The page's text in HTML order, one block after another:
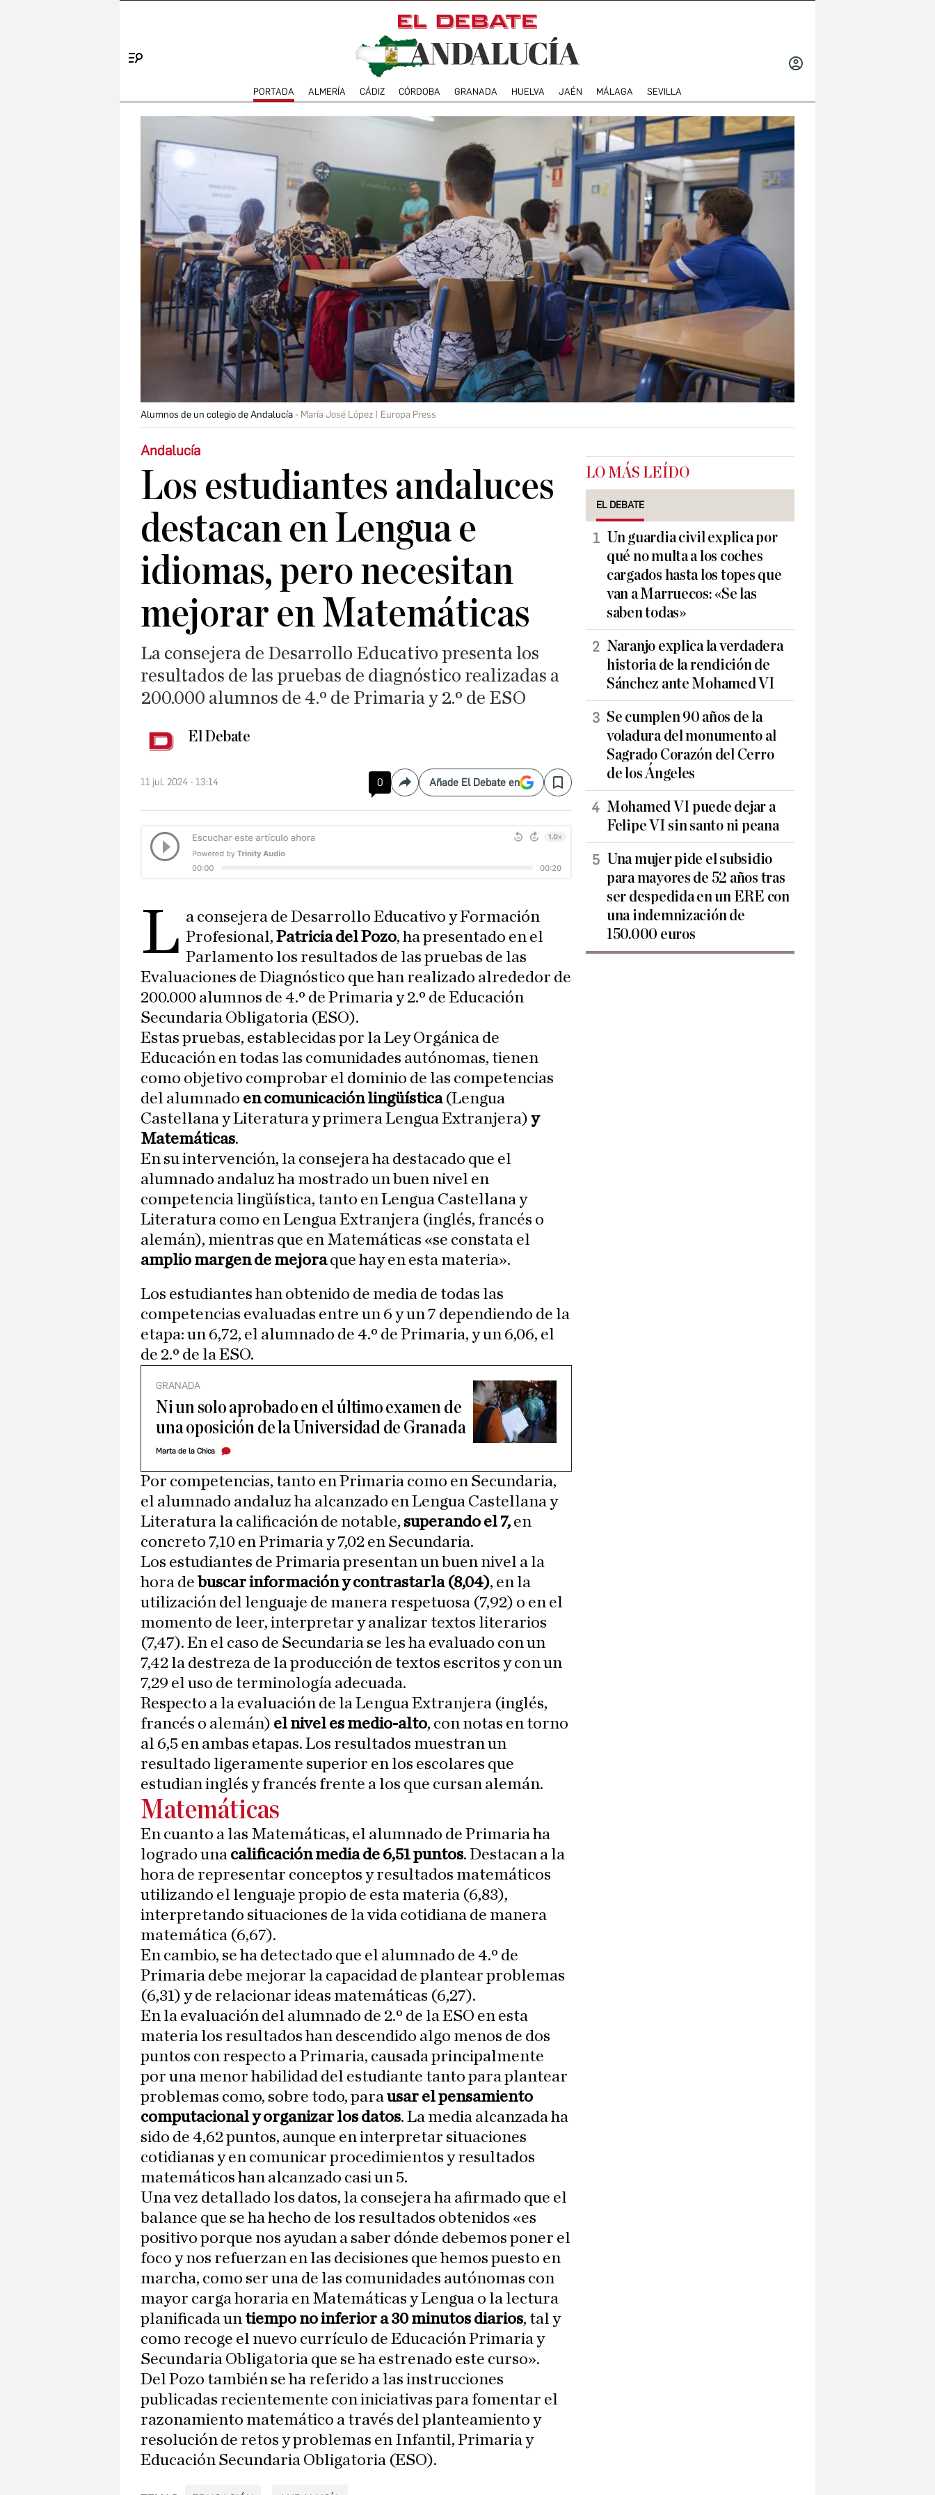
PORTADA ALMERÍA CÁDIZ CÓRDOBA GRANADA HUELVA JAÉN MÁLAGA SEVILLA
Alumnos de un colegio de Andalucía María José López | Europa Press
Andalucía
Los estudiantes andaluces
destacan en Lengua e
idiomas, pero necesitan
mejorar en Matemáticas
La consejera de Desarrollo Educativo presenta los
resultados de las pruebas de diagnóstico realizadas a
200.000 alumnos de 4.º de Primaria y 2.º de ESO
El Debate
11 jul. 2024 - 13:14 0 CompartirAñade El Debate en Save
L a consejera de Desarrollo Educativo y Formación
Profesional,Patricia del Pozo, ha presentado en el
Parlamento los resultados de las pruebas de las
Evaluaciones de Diagnóstico que han realizado alrededor de
200.000 alumnos de 4.º de Primaria y 2.º de Educación
Secundaria Obligatoria (ESO).
Estas pruebas, establecidas por la Ley Orgánica de
Educación en todas las comunidades autónomas, tienen
como objetivo comprobar el dominio de las competencias
del alumnado en comunicación lingüística(Lengua
Castellana y Literatura y primera Lengua Extranjera) y
Matemáticas.
En su intervención, la consejera ha destacado que el
alumnado andaluz ha mostrado un buen nivel en
competencia lingüística, tanto en Lengua Castellana y
Literatura como en Lengua Extranjera (inglés, francés o
alemán), mientras que en Matemáticas «se constata el
amplio margen de mejoraque hay en esta materia».
Los estudiantes han obtenido de media de todas las
competencias evaluadas entre un 6 y un 7 dependiendo de la
etapa: un 6,72, el alumnado de 4.º de Primaria, y un 6,06, el
de 2.º de la ESO.
GRANADA
Ni un solo aprobado en el último examen de
una oposición de la Universidad de Granada
Marta de la Chica
Por competencias, tanto en Primaria como en Secundaria,
el alumnado andaluz ha alcanzado en Lengua Castellana y
Literatura la calificación de notable, superando el 7, en
concreto 7,10 en Primaria y 7,02 en Secundaria.
Los estudiantes de Primaria presentan un buen nivel a la
hora de buscar información y contrastarla (8,04), en la
utilización del lenguaje de manera respetuosa (7,92) o en el
momento de leer, interpretar y analizar textos literarios
(7,47). En el caso de Secundaria se les ha evaluado con un
7,42 la destreza de la producción de textos escritos y con un
7,29 el uso de terminología adecuada.
Respecto a la evaluación de la Lengua Extranjera (inglés,
francés o alemán) el nivel es medio-alto, con notas en torno
al 6,5 en ambas etapas. Los resultados muestran un
resultado ligeramente superior en los escolares que
estudian inglés y francés frente a los que cursan alemán.
Matemáticas
En cuanto a las Matemáticas, el alumnado de Primaria ha
logrado una calificación media de 6,51 puntos. Destacan a la
hora de representar conceptos y resultados matemáticos
utilizando el lenguaje propio de esta materia (6,83),
interpretando situaciones de la vida cotidiana de manera
matemática (6,67).
En cambio, se ha detectado que el alumnado de 4.º de
Primaria debe mejorar la capacidad de plantear problemas
(6,31) y de relacionar ideas matemáticas (6,27).
En la evaluación del alumnado de 2.º de la ESO en esta
materia los resultados han descendido algo menos de dos
puntos con respecto a Primaria, causada principalmente
por una menor habilidad del estudiante tanto para plantear
problemas como, sobre todo, parausar el pensamiento
computacional y organizar los datos. La media alcanzada ha
sido de 4,62 puntos, aunque en interpretar situaciones
cotidianas y en comunicar procedimientos y resultados
matemáticos han alcanzado casi un 5.
Una vez detallado los datos, la consejera ha afirmado que el
balance que se ha hecho de los resultados obtenidos «es
positivo porque nos ayudan a saber dónde debemos poner el
foco y nos refuerzan en las decisiones que hemos puesto en
marcha, como ser una de las comunidades autónomas con
mayor carga horaria en Matemáticas y Lengua o la lectura
planificada un tiempo no inferior a 30 minutos diarios, tal y
como recoge el nuevo currículo de Educación Primaria y
Secundaria Obligatoria que se ha estrenado este curso».
Del Pozo también se ha referido a las instrucciones
publicadas recientemente con iniciativas para fomentar el
razonamiento matemático a través del planteamiento y
resolución de retos y problemas en Infantil, Primaria y
Educación Secundaria Obligatoria (ESO).
LO MÁS LEÍDO
EL DEBATE
Un guardia civil explica por
qué no multa a los coches
cargados hasta los topes que
van a Marruecos: «Se las
saben todas»
Naranjo explica la verdadera
historia de la rendición de
Sánchez ante Mohamed VI
Se cumplen 90 años de la
voladura del monumento al
Sagrado Corazón del Cerro
de los Ángeles
Mohamed VI puede dejar a
Felipe VI sin santo ni peana
Una mujer pide el subsidio
para mayores de 52 años tras
ser despedida en un ERE con
una indemnización de
150.000 euros